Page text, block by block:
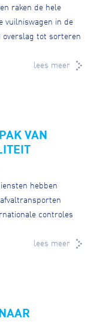
raken de hele
vuilniswagen in de
tot sorteren
lees meer
VAN
hebben
controles
lees meer